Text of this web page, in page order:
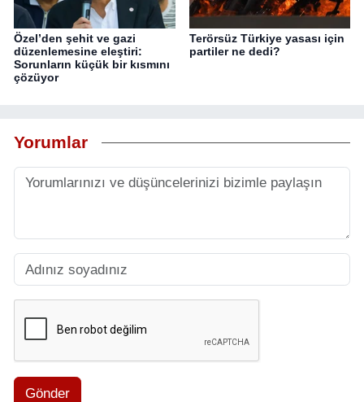
Özel’den şehit ve gazi
düzenlemesine eleştiri:
Sorunların küçük bir kısmını
çözüyor
Terörsüz Türkiye yasası için
partiler ne dedi?
Yorumlar
Gönder